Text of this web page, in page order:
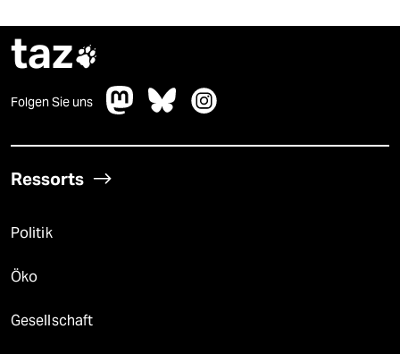
taz
Folgen Sie uns
Ressorts
Politik
Öko
Gesellschaft